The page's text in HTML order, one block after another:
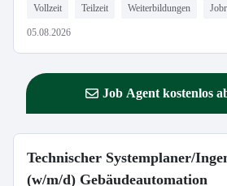
Vollzeit Teilzeit Weiterbildungen
05.08.2026
Job Agent kostenlos
Technischer Systemplaner/
(w/m/d) Gebäudeautomation